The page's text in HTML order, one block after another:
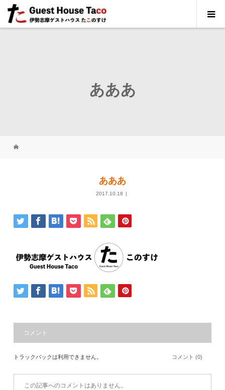
あああ
あああ
2017.10.18
コメント
トラックバックは利用できません。 コメント (0)
この記事へのコメントはありません。